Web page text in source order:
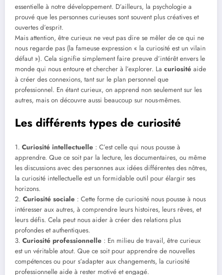
essentielle à notre développement. D’ailleurs, la psychologie a
prouvé que les personnes curieuses sont souvent plus créatives et
ouvertes d’esprit.
Mais attention, être curieux ne veut pas dire se mêler de ce qui ne
nous regarde pas (la fameuse expression « la curiosité est un vilain
défaut »). Cela signifie simplement faire preuve d’intérêt envers le
monde qui nous entoure et chercher à l’explorer. La curiosité aide
à créer des connexions, tant sur le plan personnel que
professionnel. En étant curieux, on apprend non seulement sur les
autres, mais on découvre aussi beaucoup sur nous-mêmes.
Les différents types de curiosité
1. Curiosité intellectuelle : C’est celle qui nous pousse à
apprendre. Que ce soit par la lecture, les documentaires, ou même
les discussions avec des personnes aux idées différentes des nôtres,
la curiosité intellectuelle est un formidable outil pour élargir ses
horizons.
2. Curiosité sociale : Cette forme de curiosité nous pousse à nous
intéresser aux autres, à comprendre leurs histoires, leurs rêves, et
leurs défis. Cela peut nous aider à créer des relations plus
profondes et authentiques.
3. Curiosité professionnelle : En milieu de travail, être curieux
est un véritable atout. Que ce soit pour apprendre de nouvelles
compétences ou pour s’adapter aux changements, la curiosité
professionnelle aide à rester motivé et engagé.